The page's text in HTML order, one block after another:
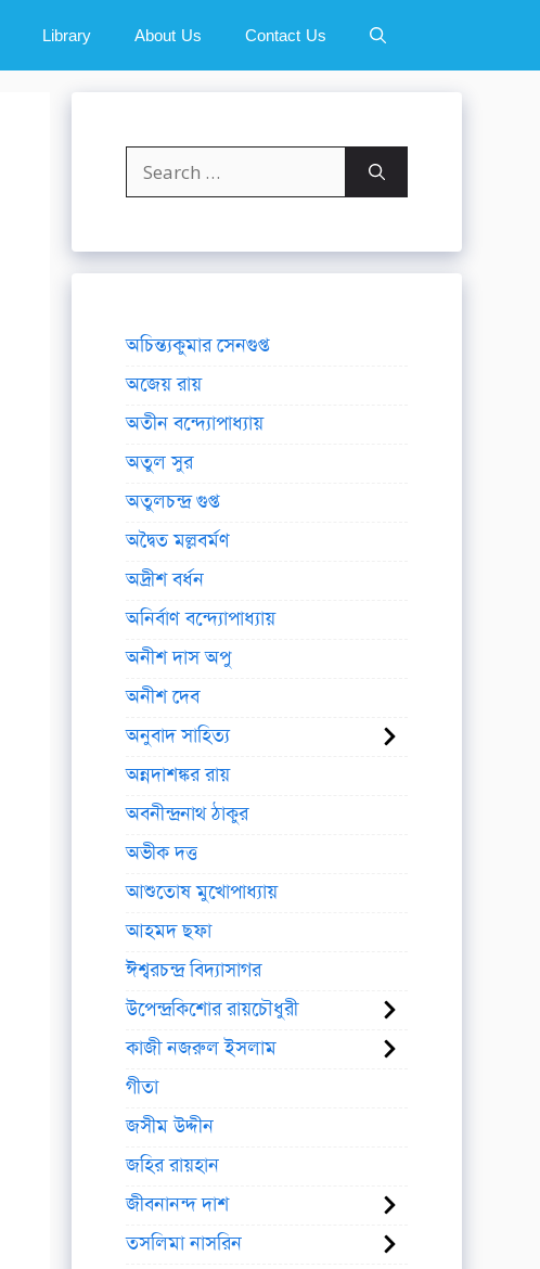
Library About Us Contact Us
Search
for:
অচিন্ত্যকুমার সেনগুপ্ত
অজেয় রায়
অতীন বন্দ্যোপাধ্যায়
অতুল সুর
অতুলচন্দ্র গুপ্ত
অদ্বৈত মল্লবর্মণ
অদ্রীশ বর্ধন
অনির্বাণ বন্দ্যোপাধ্যায়
অনীশ দাস অপু
অনীশ দেব
অনুবাদ সাহিত্য
অন্নদাশঙ্কর রায়
অবনীন্দ্রনাথ ঠাকুর
অভীক দত্ত
আশুতোষ মুখোপাধ্যায়
আহমদ ছফা
ঈশ্বরচন্দ্র বিদ্যাসাগর
উপেন্দ্রকিশোর রায়চৌধুরী
কাজী নজরুল ইসলাম
গীতা
জসীম উদ্দীন
জহির রায়হান
জীবনানন্দ দাশ
তসলিমা নাসরিন